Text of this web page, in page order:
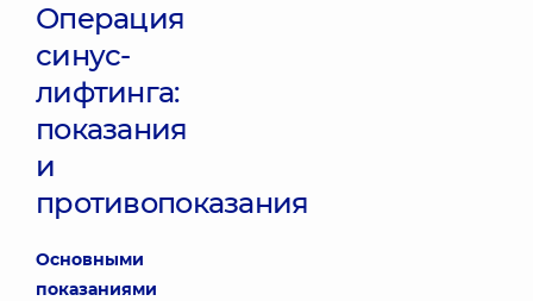
Операция
синус-
лифтинга:
показания
и
противопоказания
Основными
показаниями